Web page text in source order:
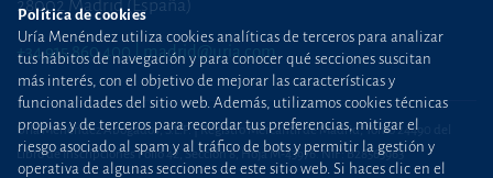
28002 Madrid (España)
+34 915 860 400 madrid@uria.com
Uría Menéndez Abogados, S.L.P. | Registro Mercantil de Madrid, Tomo 24490 del
Libro de Inscripciones Folio 42, Sección 8, Hoja M-43976. NIF: B28563963
Política de cookies
Uría Menéndez utiliza cookies analíticas de terceros para analizar
tus hábitos de navegación y para conocer qué secciones suscitan
más interés, con el objetivo de mejorar las características y
funcionalidades del sitio web. Además, utilizamos cookies técnicas
propias y de terceros para recordar tus preferencias, mitigar el
riesgo asociado al spam y al tráfico de bots y permitir la gestión y
operativa de algunas secciones de este sitio web. Si haces clic en el